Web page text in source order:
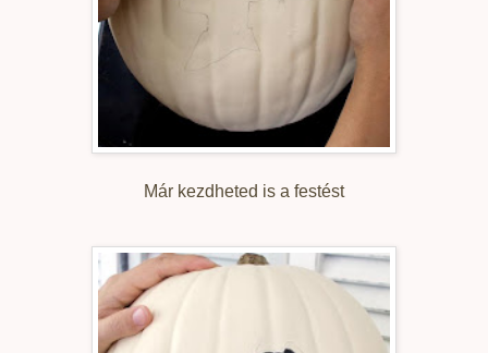
Már kezdheted is a festést